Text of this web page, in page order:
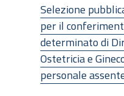
Selezione
per il
determinato di
Ostetricia e
personale